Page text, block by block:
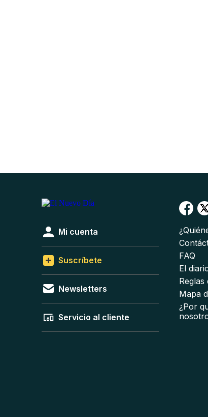
Mi cuenta
Suscríbete
Newsletters
Servicio al cliente
FAQ
El
Mapa
¿Por